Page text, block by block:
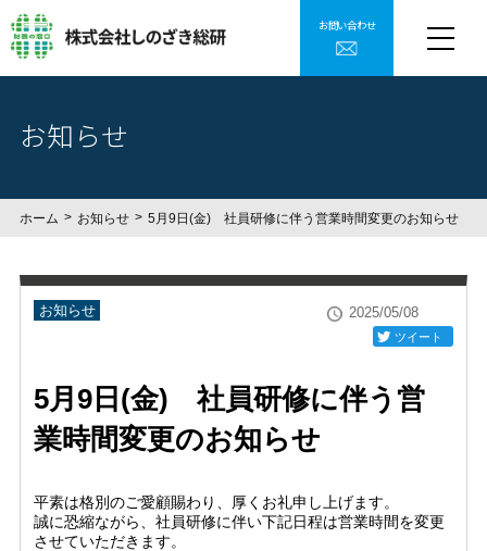
お問い合わせ
お知らせ
ホーム お知らせ 5月9日(金) 社員研修に伴う営業時間変更のお知らせ
お知らせ 2025/05/08
ツイート
5月9日(金) 社員研修に伴う営
業時間変更のお知らせ
平素は格別のご愛顧賜わり、厚くお礼申し上げます。
誠に恐縮ながら、社員研修に伴い下記日程は営業時間を変更
させていただきます。